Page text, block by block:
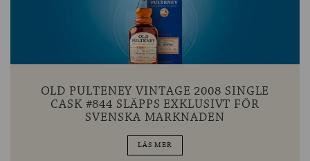
OLD PULTENEY VINTAGE 2008 SINGLE
CASK #844 SLÄPPS EXKLUSIVT FÖR
SVENSKA MARKNADEN
LÄS MER